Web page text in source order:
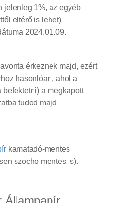
jelenleg 1%, az egyéb
eltérő is lehet)
2024.01.09.
érkeznek majd, ezért
hasonlóan, ahol a
befektetni) a megkapott
tudod majd
kamatadó-mentes
szocho mentes is).
Állampapír